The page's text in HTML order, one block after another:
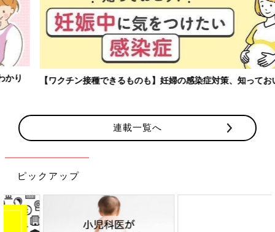
【ワクチン接種できるものも】妊婦の感染症対策、知っておいて！
連載一覧へ
ピックアップ